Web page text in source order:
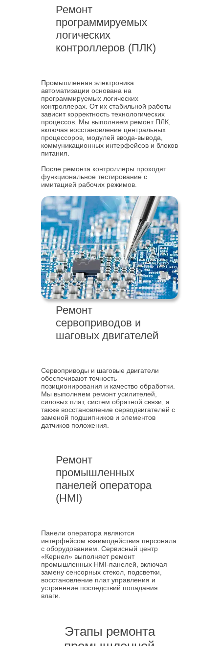
Ремонт
программируемых
логических
контроллеров (ПЛК)
Промышленная электроника
автоматизации основана на
программируемых логических
контроллерах. От их стабильной работы
зависит корректность технологических
процессов. Мы выполняем ремонт ПЛК,
включая восстановление центральных
процессоров, модулей ввода-вывода,
коммуникационных интерфейсов и блоков
питания.
После ремонта контроллеры проходят
функциональное тестирование с
имитацией рабочих режимов.
Ремонт
сервоприводов и
шаговых двигателей
Сервоприводы и шаговые двигатели
обеспечивают точность
позиционирования и качество обработки.
Мы выполняем ремонт усилителей,
силовых плат, систем обратной связи, а
также восстановление серводвигателей с
заменой подшипников и элементов
датчиков положения.
Ремонт
промышленных
панелей оператора
(HMI)
Панели оператора являются
интерфейсом взаимодействия персонала
с оборудованием. Сервисный центр
«Кернел» выполняет ремонт
промышленных HMI-панелей, включая
замену сенсорных стекол, подсветки,
восстановление плат управления и
устранение последствий попадания
влаги.
Этапы ремонта